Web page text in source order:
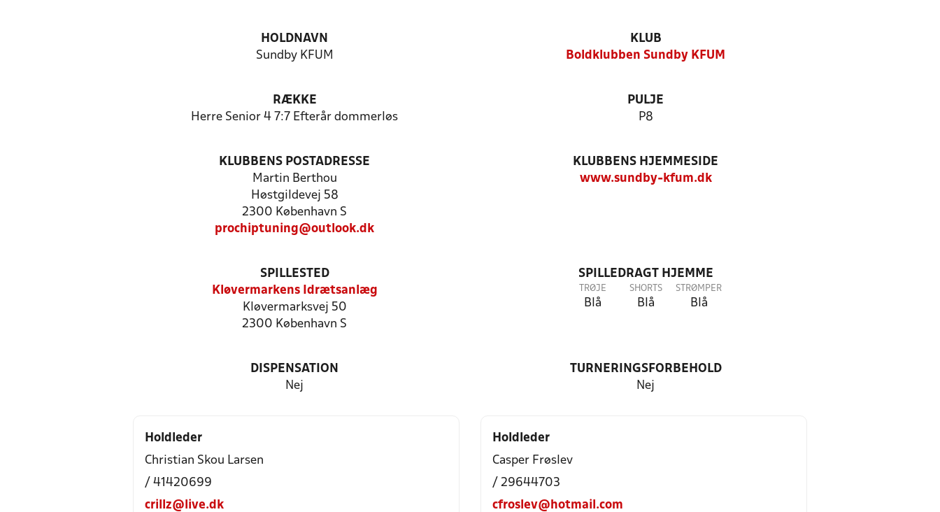
HOLDNAVN
Sundby KFUM
KLUB
Boldklubben Sundby KFUM
RÆKKE
Herre Senior 4 7:7 Efterår dommerløs
PULJE
P8
KLUBBENS POSTADRESSE
Martin Berthou
Høstgildevej 58
2300 København S
prochiptuning@outlook.dk
KLUBBENS HJEMMESIDE
www.sundby-kfum.dk
SPILLESTED
Kløvermarkens Idrætsanlæg
Kløvermarksvej 50
2300 København S
SPILLEDRAGT HJEMME
TRØJE
Blå
SHORTS
Blå
STRØMPER
Blå
DISPENSATION
Nej
TURNERINGSFORBEHOLD
Nej
Holdleder
Christian Skou Larsen
/ 41420699
crillz@live.dk
Holdleder
Casper Frøslev
/ 29644703
cfroslev@hotmail.com